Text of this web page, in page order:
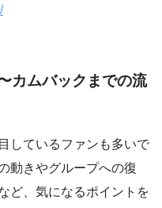
カムバックまでの流
しているファンも多いで
動きやグループへの復
ど、気になるポイントを